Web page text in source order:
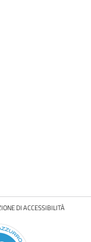
DI ACCESSIBILITÀ